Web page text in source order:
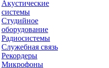
Акустические
системы
Студийное
оборудование
Радиосистемы
Служебная связь
Рекордеры
Микрофоны